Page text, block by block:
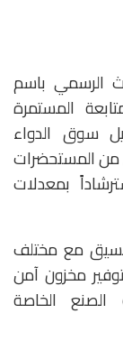
الرسمي باسم
المستمرة
سوق الدواء
من المستحضرات
بمعدلات
مع مختلف
مخزون آمن
الخاصة